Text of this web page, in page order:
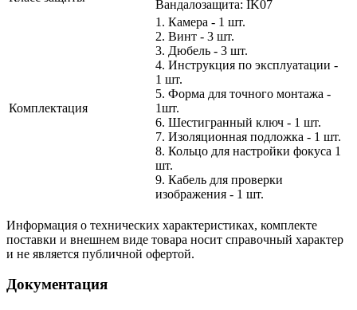
Вандалозащита: IK07
Комплектация
1. Камера - 1 шт.
2. Винт - 3 шт.
3. Дюбель - 3 шт.
4. Инструкция по эксплуатации -
1 шт.
5. Форма для точного монтажа -
1шт.
6. Шестигранный ключ - 1 шт.
7. Изоляционная подложка - 1 шт.
8. Кольцо для настройки фокуса 1
шт.
9. Кабель для проверки
изображения - 1 шт.
Информация о технических характеристиках, комплекте
поставки и внешнем виде товара носит справочный характер
и не является публичной офертой.
Документация